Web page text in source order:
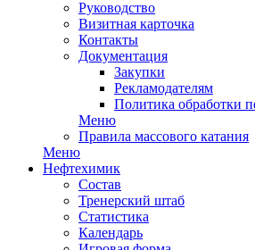
Руководство
Визитная карточка
Контакты
Документация
Закупки
Рекламодателям
Политика обработки
Меню
Правила массового катания
Меню
Нефтехимик
Состав
Тренерский штаб
Статистика
Календарь